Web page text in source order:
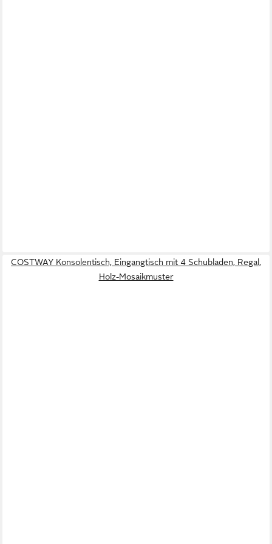
COSTWAY Konsolentisch, Eingangtisch mit 4 Schubladen, Regal,
Holz-Mosaikmuster